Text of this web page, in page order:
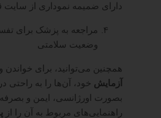
دارای ضمیمه نموداری از سایت
مراجعه به پزشک برای
وضعیت سلامتی
همچنین می‌توانید، برای خواندن و
آزمایش خود، آن‌ها را به راحتی در
بصورت اورژانسی، ایمن و
راهنمایی‌های مربوط به آن را از